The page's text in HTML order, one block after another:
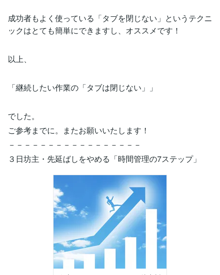
成功者もよく使っている「タブを閉じない」というテクニ
ックはとても簡単にできますし、オススメです！
以上、
「継続したい作業の「タブは閉じない」」
でした。
ご参考までに。またお願いいたします！
－－－－－－－－－－－－－－－－－
３日坊主・先延ばしをやめる「時間管理の7ステップ」